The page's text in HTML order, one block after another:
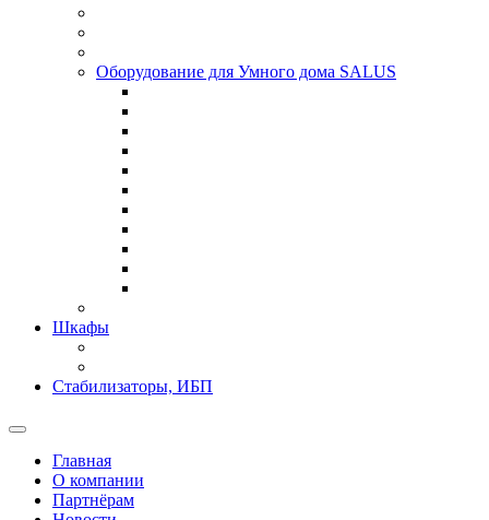
Оборудование для Умного дома SALUS
Шкафы
Стабилизаторы, ИБП
Главная
О компании
Партнёрам